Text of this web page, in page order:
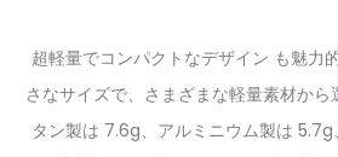
超軽量でコンパクトなデザイン も魅力
さなサイズで、さまざまな軽量素材か
タン製は 7.6g、アルミニウム製は